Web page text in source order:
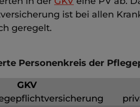
ist bei allen
geregelt.
Personenkreis der
GKV